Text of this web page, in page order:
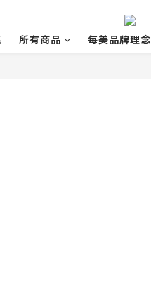
所有商品 每美品牌理念